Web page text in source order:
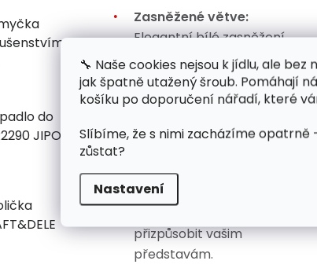
🔧 Naše cookies nejsou k jídlu, ale
jak špatně utažený šroub. Pomáhají
košíku po doporučení nářadí, které
Slíbíme, že s nimi zacházíme opatrně
zůstat?
Nastavení
do
JIPOS
Zasněžené větve:
Elegantní bílé zasněžení
vytváří autentický zimní
efekt.
Dekorace:Obsahuje
umělé šišky a větvičky s
Tvarovatelné větve:
Díky pružným větvím lze
přizpůsobit vašim
představám.